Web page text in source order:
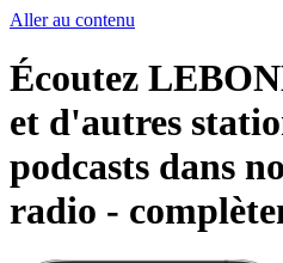
Aller au contenu
Écoutez
et d'autres
podcasts dans
radio -